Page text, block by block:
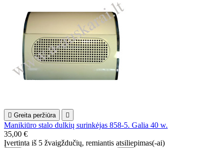
 Greita peržiūra 
Manikiūro stalo dulkių surinkėjas 858-5. Galia 40 w.
35,00 €
Įvertinta iš 5 žvaigždučių, remiantis atsiliepimas(-ai)